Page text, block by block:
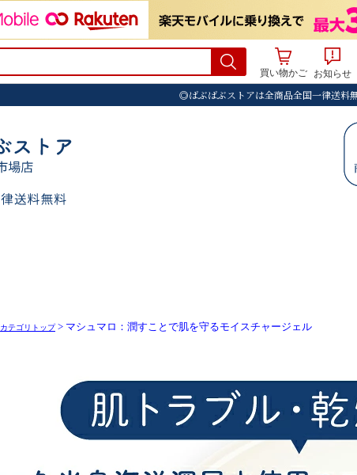
買い物かご
お知らせ
カテゴリトップ> マシュマロ：潤すことで肌を守るモイスチャージェル